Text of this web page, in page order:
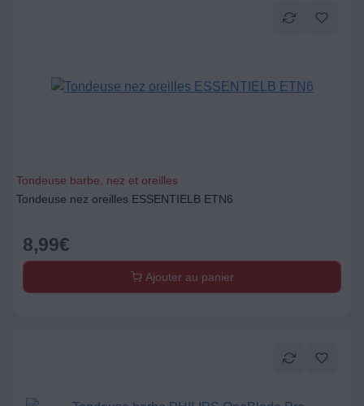
Tondeuse barbe, nez et oreilles
Tondeuse nez oreilles ESSENTIELB ETN6
8,99€
Ajouter au panier